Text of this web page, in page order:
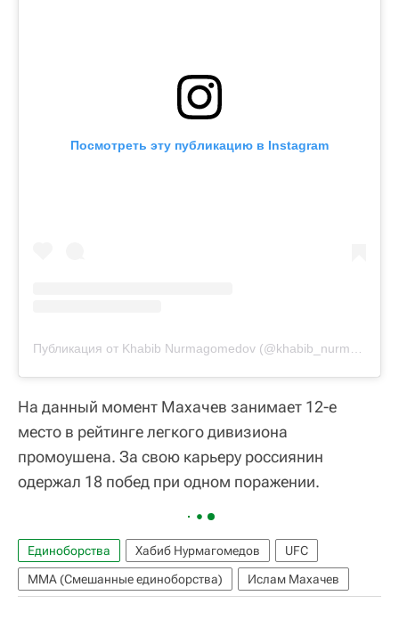
Посмотреть эту публикацию в Instagram
На данный момент Махачев занимает 12-е
место в рейтинге легкого дивизиона
промоушена. За свою карьеру россиянин
одержал 18 побед при одном поражении.
Единоборства Хабиб Нурмагомедов
UFC
ММА (Смешанные единоборства)
Ислам Махачев